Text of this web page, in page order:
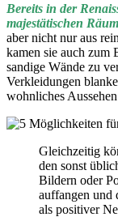
Bereits in der
majestätischen
aber nicht nur aus
kamen sie auch zum
sandige Wände zu
Verkleidungen
wohnliches
Gleichzeitig
den sonst
Bildern oder
auffangen und
als positiver